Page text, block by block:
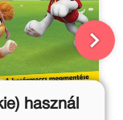
használ